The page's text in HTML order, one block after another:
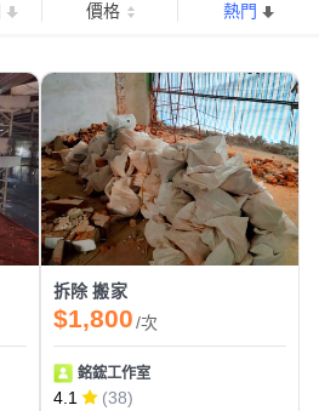
價格 熱門
拆除 搬家
$1,800/次
銘鋐工作室
4.1
(38)